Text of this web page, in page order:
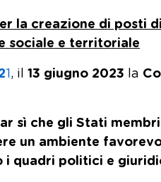
la creazione di posti di
sociale e territoriale
1, il 13 giugno 2023 la
sì che gli Stati
un ambiente
i quadri politici e